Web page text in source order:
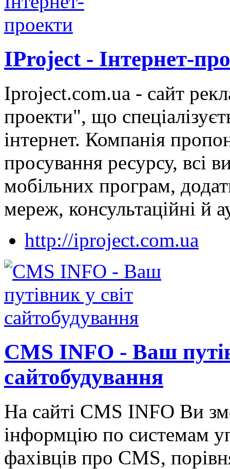
IProject - Інтернет-
Iproject.com.ua - сайт
проекти", що
інтернет. Компанія
просування ресурсу, всі
мобільних програм,
мереж, консультаційні й
http://iproject.com.ua
CMS INFO - Ваш
сайтобудування
На сайті CMS INFO Ви
інформцію по системам
фахівців про CMS,